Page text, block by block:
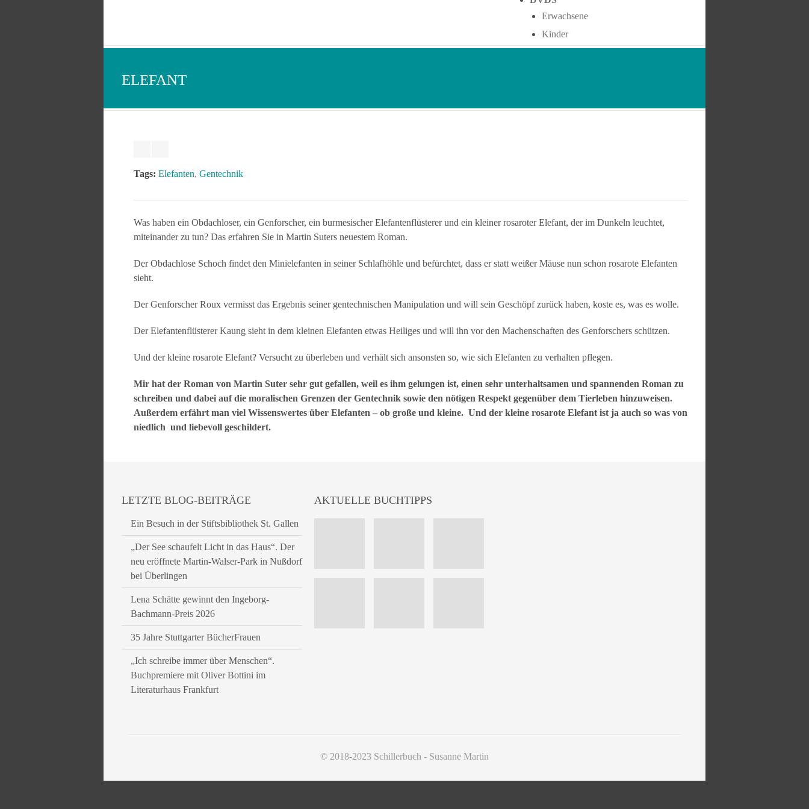
Erwachsene
Kinder
ELEFANT
Tags: Elefanten, Gentechnik
Was haben ein Obdachloser, ein Genforscher, ein burmesischer Elefantenflüsterer und ein kleiner rosaroter Elefant, der im Dunkeln leuchtet,
miteinander zu tun? Das erfahren Sie in Martin Suters neuestem Roman.
Der Obdachlose Schoch findet den Minielefanten in seiner Schlafhöhle und befürchtet, dass er statt weißer Mäuse nun schon rosarote Elefanten
sieht.
Der Genforscher Roux vermisst das Ergebnis seiner gentechnischen Manipulation und will sein Geschöpf zurück haben, koste es, was es wolle.
Der Elefantenflüsterer Kaung sieht in dem kleinen Elefanten etwas Heiliges und will ihn vor den Machenschaften des Genforschers schützen.
Und der kleine rosarote Elefant? Versucht zu überleben und verhält sich ansonsten so, wie sich Elefanten zu verhalten pflegen.
Mir hat der Roman von Martin Suter sehr gut gefallen, weil es ihm gelungen ist, einen sehr unterhaltsamen und spannenden Roman zu
schreiben und dabei auf die moralischen Grenzen der Gentechnik sowie den nötigen Respekt gegenüber dem Tierleben hinzuweisen.
Außerdem erfährt man viel Wissenswertes über Elefanten – ob große und kleine. Und der kleine rosarote Elefant ist ja auch so was von
niedlich und liebevoll geschildert.
LETZTE BLOG-BEITRÄGE
Ein Besuch in der Stiftsbibliothek St. Gallen
„Der See schaufelt Licht in das Haus“. Der
neu eröffnete Martin-Walser-Park in Nußdorf
bei Überlingen
Lena Schätte gewinnt den Ingeborg-
Bachmann-Preis 2026
35 Jahre Stuttgarter BücherFrauen
„Ich schreibe immer über Menschen“.
Buchpremiere mit Oliver Bottini im
Literaturhaus Frankfurt
AKTUELLE BUCHTIPPS
© 2018-2023 Schillerbuch - Susanne Martin